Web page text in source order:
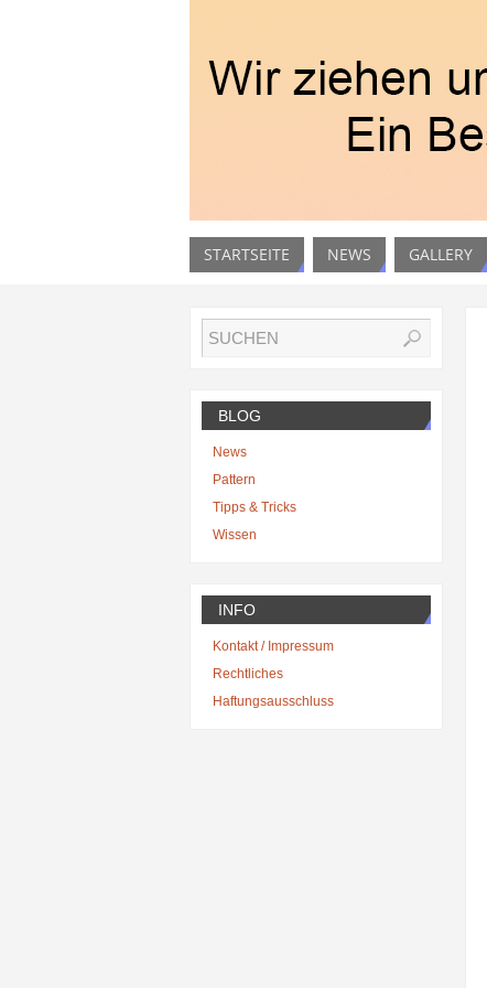
STARTSEITE NEWS GALLERY
BLOG
News
Pattern
Tipps & Tricks
Wissen
INFO
Kontakt / Impressum
Rechtliches
Haftungsausschluss